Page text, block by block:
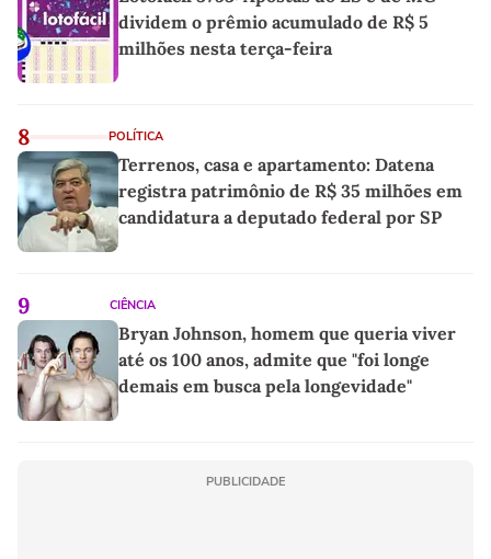
dividem o prêmio acumulado de R$ 5
milhões nesta terça-feira
8 POLÍTICA
Terrenos, casa e apartamento: Datena
registra patrimônio de R$ 35 milhões em
candidatura a deputado federal por SP
9 CIÊNCIA
Bryan Johnson, homem que queria viver
até os 100 anos, admite que "foi longe
demais em busca pela longevidade"
PUBLICIDADE